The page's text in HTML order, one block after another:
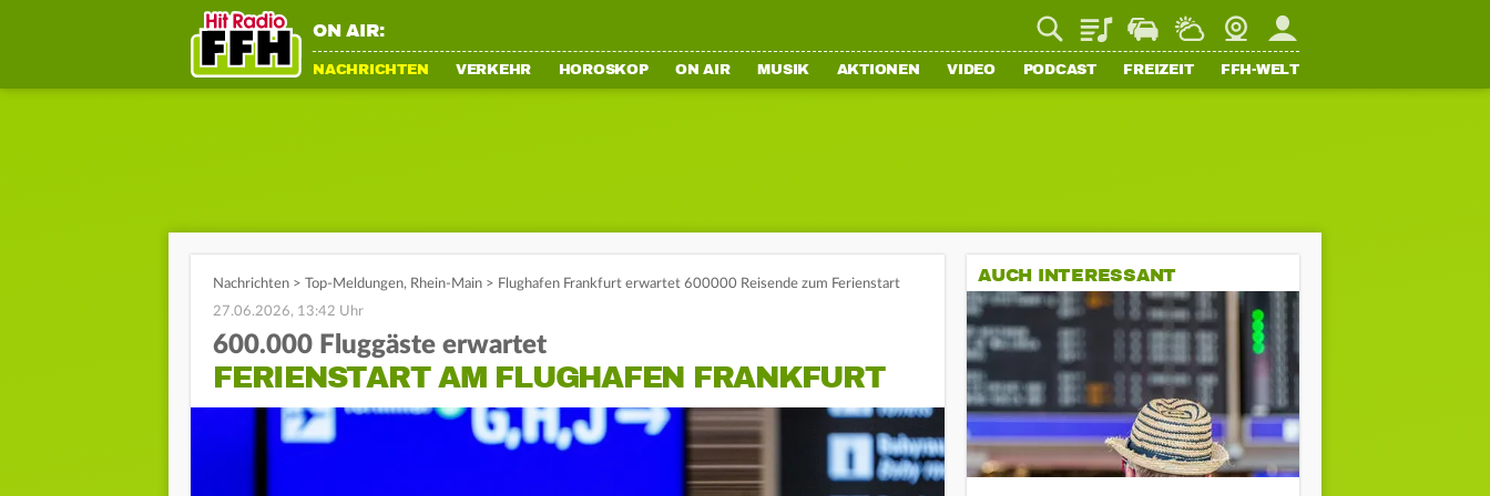
ON AIR: PlaylistStaupilotWetterWebcamMein FFH
NACHRICHTEN VERKEHR HOROSKOP ON AIR MUSIK AKTIONEN VIDEO PODCAST FREIZEIT FFH-WELT
Nachrichten > Top-Meldungen, Rhein-Main > Flughafen Frankfurt erwartet 600000 Reisende zum Ferienstart
27.06.2026, 13:42 Uhr
600.000 Fluggäste erwartet
FERIENSTART AM FLUGHAFEN FRANKFURT
AUCH INTERESSANT